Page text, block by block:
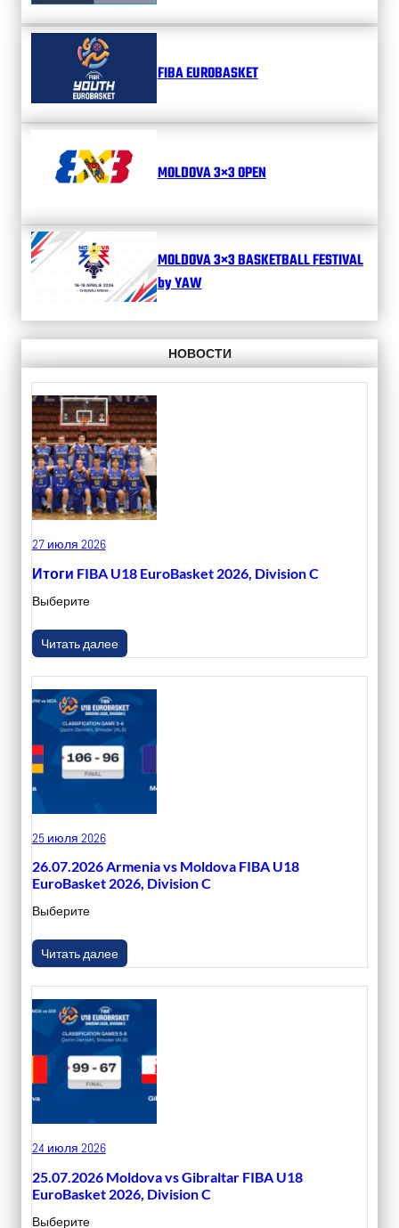
FIBA EUROBASKET
MOLDOVA 3×3 OPEN
MOLDOVA 3×3 BASKETBALL FESTIVAL
by YAW
НОВОСТИ
27 июля 2026
Итоги FIBA U18 EuroBasket 2026, Division C
Выберите
Читать далее
25 июля 2026
26.07.2026 Armenia vs Moldova FIBA U18
EuroBasket 2026, Division C
Выберите
Читать далее
24 июля 2026
25.07.2026 Moldova vs Gibraltar FIBA U18
EuroBasket 2026, Division C
Выберите